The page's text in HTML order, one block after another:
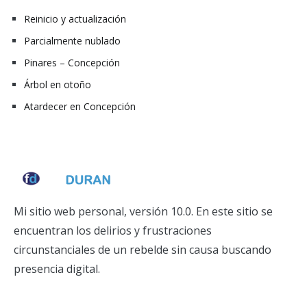
Reinicio y actualización
Parcialmente nublado
Pinares – Concepción
Árbol en otoño
Atardecer en Concepción
Mi sitio web personal, versión 10.0. En este sitio se
encuentran los delirios y frustraciones
circunstanciales de un rebelde sin causa buscando
presencia digital.